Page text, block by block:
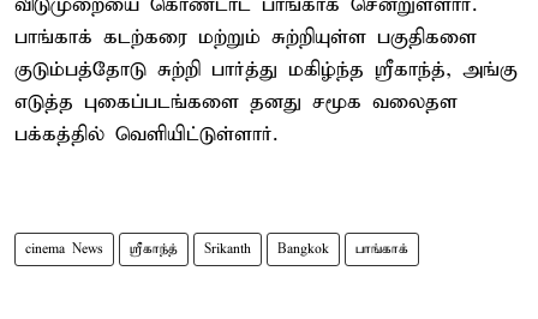
பாங்காக் கடற்கரை மற்றும் சுற்றியுள்ள பகுதிகளை
குடும்பத்தோடு சுற்றி பார்த்து மகிழ்ந்த ஸ்ரீகாந்த், அங்கு
எடுத்த புகைப்படங்களை தனது சமூக வலைதள
பக்கத்தில் வெளியிட்டுள்ளார்.
cinema News ஸ்ரீகாந்த் Srikanth Bangkok பாங்காக்